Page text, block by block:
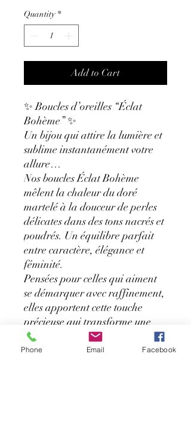
Quantity *
Add to Cart
✨ Boucles d’oreilles “Éclat
Bohème” ✨
Un bijou qui attire la lumière et
sublime instantanément votre
allure…
Nos boucles Éclat Bohème
mêlent la chaleur du doré
martelé à la douceur de perles
délicates dans des tons nacrés et
poudrés. Un équilibre parfait
entre caractère, élégance et
féminité.
Pensées pour celles qui aiment
se démarquer avec raffinement,
elles apportent cette touche
précieuse qui transforme une
tenue simple en look
sophistiqué.
Phone Email Facebook